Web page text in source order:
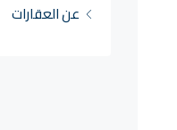
عن العقارات